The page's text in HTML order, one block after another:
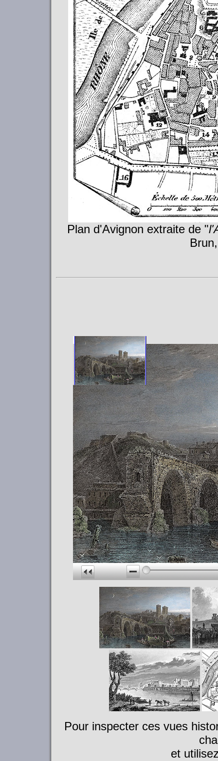
Plan d'Avignon extraite de "
Pour inspecter ces vues
et